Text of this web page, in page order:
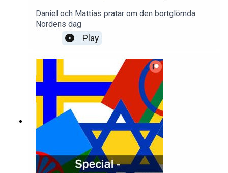
Daniel och Mattias pratar om den bortglömda
Nordens dag
Play